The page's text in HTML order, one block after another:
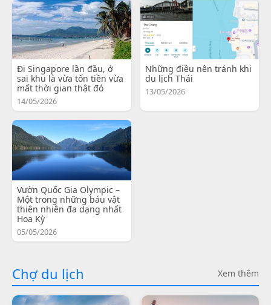
Đi Singapore lần đầu, ở
sai khu là vừa tốn tiền vừa
mất thời gian thật đó
14/05/2026
Những điều nên tránh khi
du lịch Thái
13/05/2026
Vườn Quốc Gia Olympic –
Một trong những báu vật
thiên nhiên đa dạng nhất
Hoa Kỳ
05/05/2026
Chợ du lịch Xem thêm